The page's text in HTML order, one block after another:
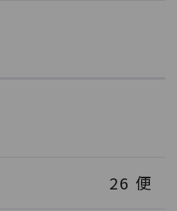
26 便